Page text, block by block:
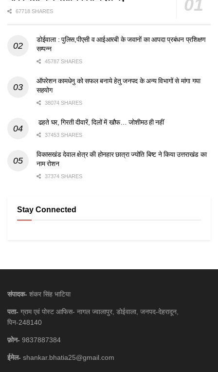
67718 SHARES
डोईवाला : पुलिस,पीएसी व आईआरबी के जवानों का आपदा प्रबंधन प्रशिक्षण
सम्पन्न
45787 SHARES
ऑपरेशन कामधेनु को सफल बनाये हेतु जनपद के अन्य विभागों से मांगा गया
सहयोग
38074 SHARES
ढहते घर, गिरती दीवारें, दिलों में खौफ… जोशीमठ ही नहीं
37453 SHARES
विकासखंड देवाल क्षेत्र की होनहार छात्रा ज्योति बिष्ट ने किया उत्तराखंड का
नाम रोशन
37374 SHARES
Stay Connected
संपादक- शंकर सिंह भाटिया
पता- ग्राम एवं पोस्ट आफिस- नागल ज्वालापुर, डोईवाला, जनपद-देहरादून,
पिन-248140
फ़ोन- 9837887384
ईमेल- shankar.bhatia25@gmail.com